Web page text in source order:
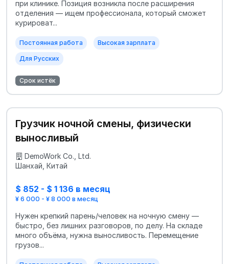
при клинике. Позиция возникла после расширения
отделения — ищем профессионала, который сможет
курироват...
Постоянная работа Высокая зарплата
Для Русских
Срок истёк
Грузчик ночной смены, физически
выносливый
DemoWork Co., Ltd.
Шанхай, Китай
$ 852 - $ 1 136 в месяц
¥ 6 000 - ¥ 8 000 в месяц
Нужен крепкий парень/человек на ночную смену —
быстро, без лишних разговоров, по делу. На складе
много объёма, нужна выносливость. Перемещение
грузов...